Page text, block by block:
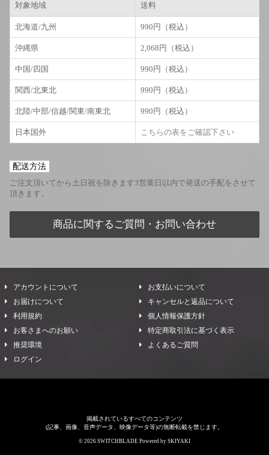
対象地域 送料
北海道/九州 990円（税込）
沖縄県 2,068円（税込）
中国/四国 990円（税込）
関西/北東北 990円（税込）
北陸/中部/信越/関東/南東北 990円（税込）
日本国外 こちらの表をご確認下さい
配送方法
ご注文頂いてから土日祝を除きます3営業日以内で発送の手配をさせて
頂きます。
商品に関するご質問・お問い合わせ
アカウントについて
お支払いについて
お届けについて
キャンセルと返品について
利用規約
個人情報保護方針
お客さまへのお願い
特定商取引法に基づく表示
推奨環境
よくあるご質問
ログイン
掲載されているすべてのコンテンツ
(記事、画像、音声データ、映像データ等)の無断転載を禁じます。
© 2026 SWITCHBLADE Powered by SKIYAKI